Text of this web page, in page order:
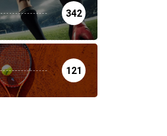
342
121